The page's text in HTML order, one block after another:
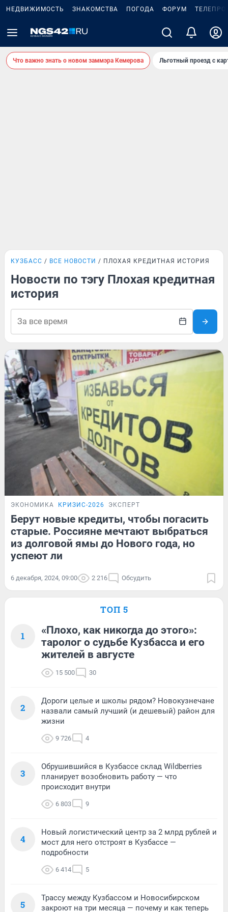
НЕДВИЖИМОСТЬ ЗНАКОМСТВА ПОГОДА ФОРУМ
Что важно знать о новом заммэра Кемерова Льготный проезд с
КУЗБАСС ВСЕ НОВОСТИ ПЛОХАЯ КРЕДИТНАЯ ИСТОРИЯ
Новости по тэгу Плохая кредитная
история
ЭКОНОМИКА КРИЗИС-2026 ЭКСПЕРТ
Берут новые кредиты, чтобы погасить
старые. Россияне мечтают выбраться
из долговой ямы до Нового года, но
успеют ли
6 декабря, 2024, 09:00 2 216 Обсудить
ТОП 5
1
«Плохо, как никогда до этого»:
таролог о судьбе Кузбасса и его
жителей в августе
15 500 30
2
Дороги целые и школы рядом? Новокузнечане
назвали самый лучший (и дешевый) район для
жизни
9 726 4
3
Обрушившийся в Кузбассе склад Wildberries
планирует возобновить работу — что
происходит внутри
6 803 9
4
Новый логистический центр за 2 млрд рублей и
мост для него отстроят в Кузбассе —
подробности
6 414 5
5
Трассу между Кузбассом и Новосибирском
закроют на три месяца — почему и как теперь